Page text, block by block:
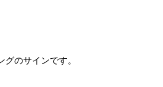
のサインです。